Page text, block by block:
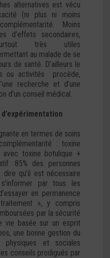
alternatives est vécu
(ni plus ni moins
Moins
d’effets secondaires,
très utiles
au malade de se
de santé. D’ailleurs le
ou activités procède,
recherche et d’une
d’un conseil médical.
en termes de soins
: toxine
avec toxine botulique +
85% des personnes
qu’il est nécessaire
par tous les
en permanence
», y compris
par la sécurité
vie basée sur un esprit
une bonne gestion du
et sociales
conseils prodigués par